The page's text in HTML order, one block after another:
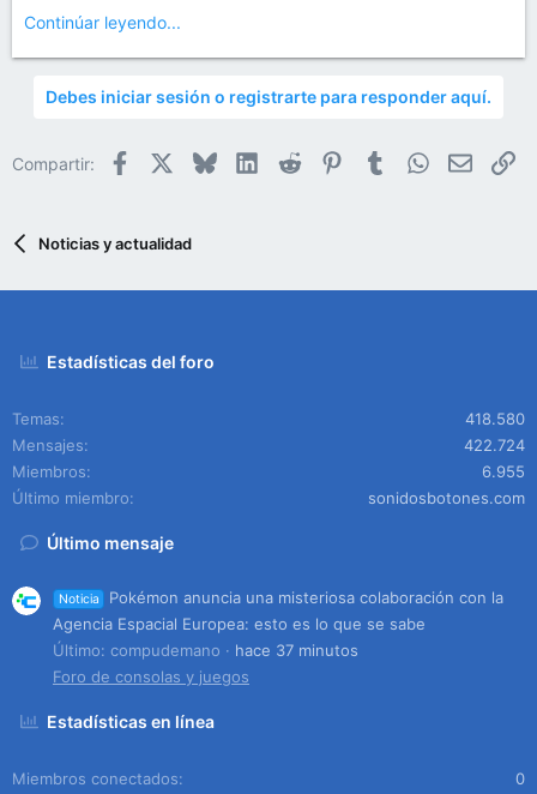
Continúar leyendo...
Debes iniciar sesión o registrarte para responder aquí.
Compartir: Facebook BlueskyLinkedIn
Reddit PinterestTumblrWhatsApp
Email
Noticias y actualidad
Estadísticas del foro
Temas
418.580
Mensajes
422.724
Miembros
6.955
Último miembro
sonidosbotones.com
Último mensaje
Noticia
Pokémon anuncia una misteriosa colaboración con la
Agencia Espacial Europea: esto es lo que se sabe
Último: compudemano
hace 37 minutos
Foro de consolas y juegos
Estadísticas en línea
Miembros conectados 0